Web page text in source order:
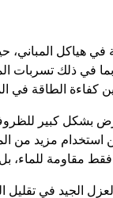
في هياكل
في ذلك تسربات
كفاءة الطاقة في
بشكل كبير
مزيد من
مقاومة للماء، بل
الجيد في